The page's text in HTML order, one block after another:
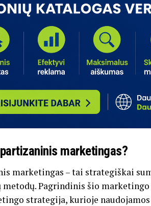
marketingas?
marketingas – tai strategiškai
Pagrindinis šio
strategija, kurioje